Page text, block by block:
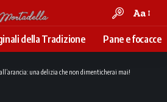
Font
Resizer
Aa
della Tradizione Pane e focacce
una delizia che non dimenticherai mai!